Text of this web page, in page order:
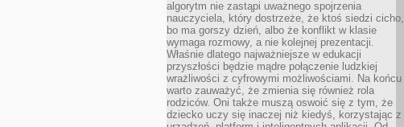
algorytm nie zastąpi uważnego spojrzenia
nauczyciela, który dostrzeże, że ktoś siedzi cicho,
bo ma gorszy dzień, albo że konflikt w klasie
wymaga rozmowy, a nie kolejnej prezentacji.
Właśnie dlatego najważniejsze w edukacji
przyszłości będzie mądre połączenie ludzkiej
wrażliwości z cyfrowymi możliwościami. Na końcu
warto zauważyć, że zmienia się również rola
rodziców. Oni także muszą oswoić się z tym, że
dziecko uczy się inaczej niż kiedyś, korzystając z